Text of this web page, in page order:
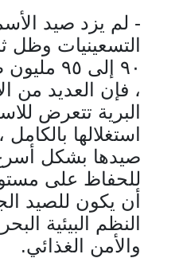
- لم يزد صيد
التسعينيات وظل
٩٠ إلى ٩٥ مليون طن سنويًا
، فإن العديد من
البرية تتعرض
استغلالها
صيدها بشكل أسرع
للحفاظ على
أن يكون للصيد
النظم البيئية
والأمن الغذائي.